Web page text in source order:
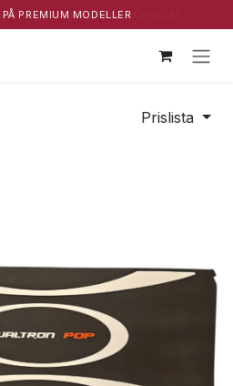
PREMIUM MODELLER
– HUVUDLAGER I STOCKHOLM
Prislista